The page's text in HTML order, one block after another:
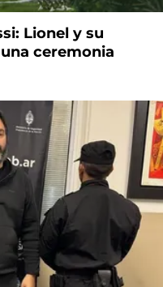
Lionel y su
ceremonia